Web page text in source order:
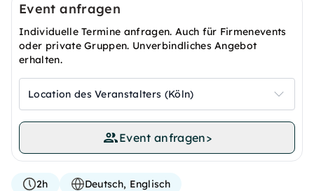
Event anfragen
Individuelle Termine anfragen. Auch für Firmenevents
oder private Gruppen. Unverbindliches Angebot
erhalten.
Location des Veranstalters (Köln)
Event anfragen>
2h
Deutsch, Englisch